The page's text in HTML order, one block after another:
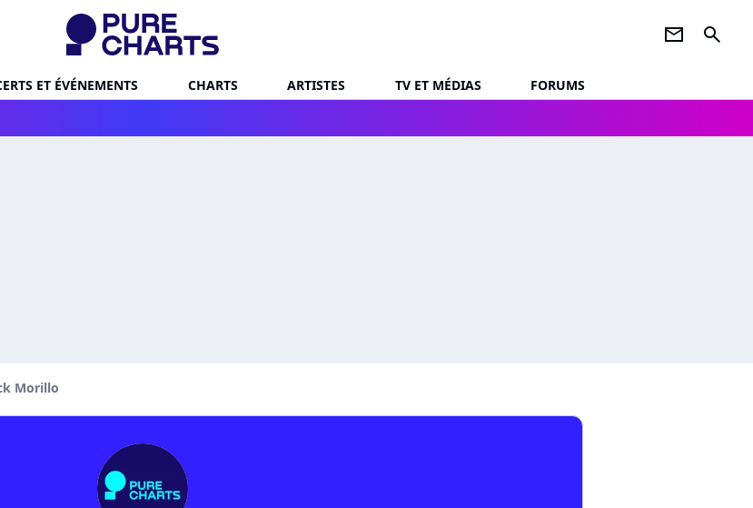
newsletter search
ET ÉVÉNEMENTS CHARTS ARTISTES TV ET MÉDIAS
FORUMS
Morillo